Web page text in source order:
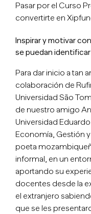
Pasar por el Curso
convertirte en
Inspirar y motivar
se puedan identificar
Para dar inicio a tan
colaboración de
Universidad São
de nuestro amigo
Universidad
Economía, Gestión
poeta
informal, en un
aportando su
docentes desde la
el extranjero
que se les